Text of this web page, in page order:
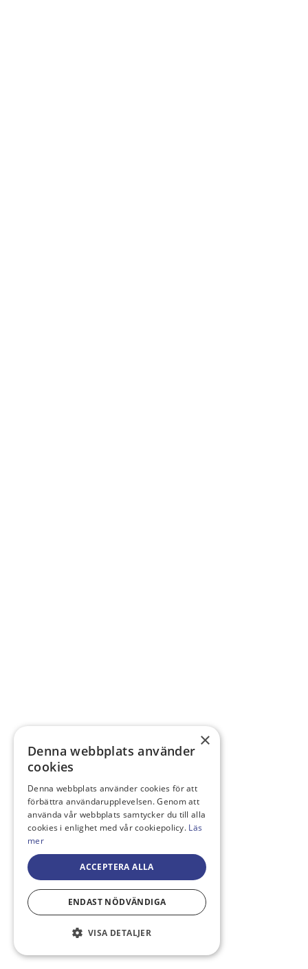
×
Denna webbplats använder
cookies
Denna webbplats använder cookies för att
förbättra användarupplevelsen. Genom att
använda vår webbplats samtycker du till alla
cookies i enlighet med vår cookiepolicy. Läs
mer
ACCEPTERA ALLA
ENDAST NÖDVÄNDIGA
VISA DETALJER